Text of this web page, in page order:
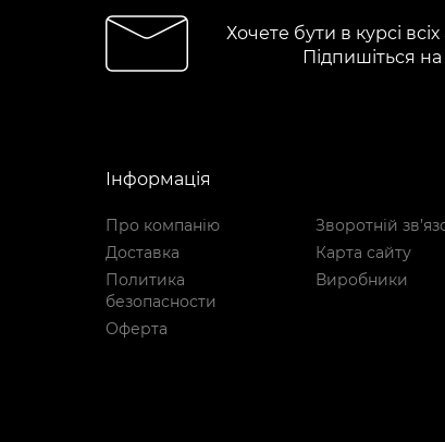
Хочете бути в курсі
Підпишіться
Інформація
Про компанію
Доставка
Политика
безопасности
Оферта
Зворотній
Карта сайту
Виробники